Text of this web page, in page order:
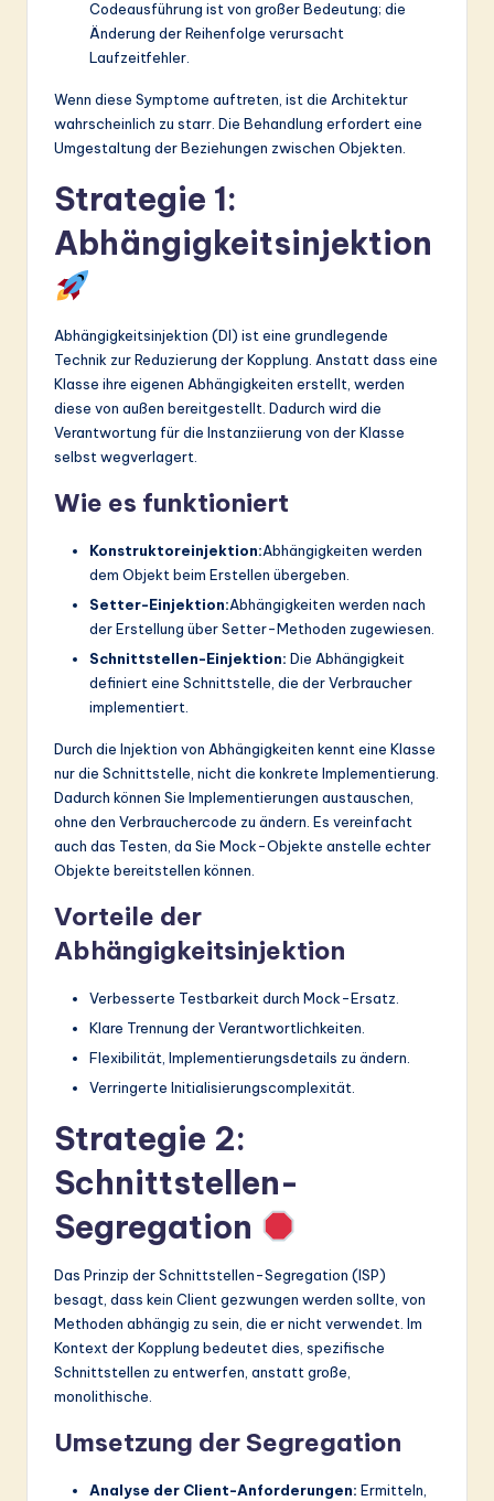
Codeausführung ist von großer Bedeutung; die
Änderung der Reihenfolge verursacht
Laufzeitfehler.
Wenn diese Symptome auftreten, ist die Architektur
wahrscheinlich zu starr. Die Behandlung erfordert eine
Umgestaltung der Beziehungen zwischen Objekten.
Strategie 1:
Abhängigkeitsinjektion
Abhängigkeitsinjektion (DI) ist eine grundlegende
Technik zur Reduzierung der Kopplung. Anstatt dass eine
Klasse ihre eigenen Abhängigkeiten erstellt, werden
diese von außen bereitgestellt. Dadurch wird die
Verantwortung für die Instanziierung von der Klasse
selbst wegverlagert.
Wie es funktioniert
Konstruktoreinjektion:Abhängigkeiten werden
dem Objekt beim Erstellen übergeben.
Setter-Einjektion:Abhängigkeiten werden nach
der Erstellung über Setter-Methoden zugewiesen.
Schnittstellen-Einjektion: Die Abhängigkeit
definiert eine Schnittstelle, die der Verbraucher
implementiert.
Durch die Injektion von Abhängigkeiten kennt eine Klasse
nur die Schnittstelle, nicht die konkrete Implementierung.
Dadurch können Sie Implementierungen austauschen,
ohne den Verbrauchercode zu ändern. Es vereinfacht
auch das Testen, da Sie Mock-Objekte anstelle echter
Objekte bereitstellen können.
Vorteile der
Abhängigkeitsinjektion
Verbesserte Testbarkeit durch Mock-Ersatz.
Klare Trennung der Verantwortlichkeiten.
Flexibilität, Implementierungsdetails zu ändern.
Verringerte Initialisierungscomplexität.
Strategie 2:
Schnittstellen-
Segregation
Das Prinzip der Schnittstellen-Segregation (ISP)
besagt, dass kein Client gezwungen werden sollte, von
Methoden abhängig zu sein, die er nicht verwendet. Im
Kontext der Kopplung bedeutet dies, spezifische
Schnittstellen zu entwerfen, anstatt große,
monolithische.
Umsetzung der Segregation
Analyse der Client-Anforderungen: Ermitteln,